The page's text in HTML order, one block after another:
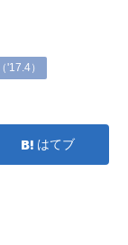
）
はてブ